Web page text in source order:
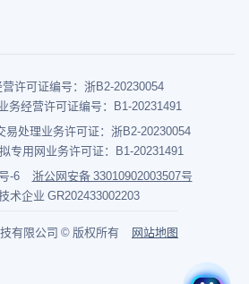
许可证编号：浙B2-20230054
务经营许可证编号：B1-20231491
易处理业务许可证：浙B2-20230054
专用网业务许可证：B1-20231491
-6
浙公网安备 33010902003507号
术企业 GR202433002203
有限公司 © 版权所有 网站地图